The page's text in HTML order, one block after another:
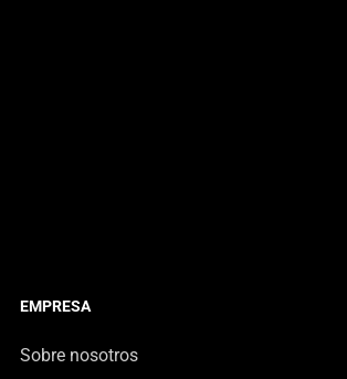
EMPRESA
Sobre nosotros